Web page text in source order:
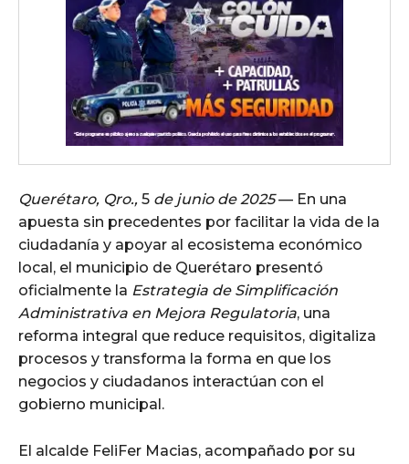
Querétaro, Qro., 5 de junio de 2025— En una
apuesta sin precedentes por facilitar la vida de la
ciudadanía y apoyar al ecosistema económico
local, el municipio de Querétaro presentó
oficialmente la Estrategia de Simplificación
Administrativa en Mejora Regulatoria, una
reforma integral que reduce requisitos, digitaliza
procesos y transforma la forma en que los
negocios y ciudadanos interactúan con el
gobierno municipal.
El alcalde FeliFer Macias, acompañado por su